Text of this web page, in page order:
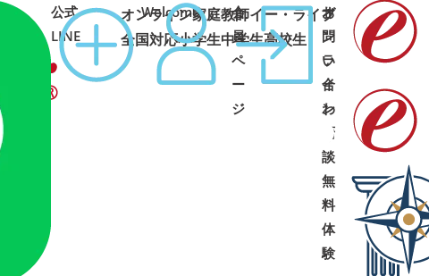
オンライン家庭教師イー・ライブ
全国対応小学生中学生高校生
公式
LINE
Welcome
会
員
ペ
ー
ジ
オ
ン
ラ
イ
ン
面
談
お
問
い
合
わ
せ
・
無
料
体
験
➜
21:00 土日祝可
コース